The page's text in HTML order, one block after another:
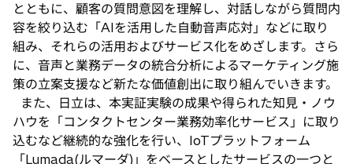
とともに、顧客の質問意図を理解し、対話しながら質問内
容を絞り込む「AIを活用した自動音声応対」などに取り
組み、それらの活用およびサービス化をめざします。さら
に、音声と業務データの統合分析によるマーケティング施
策の立案支援など新たな価値創出に取り組んでいきます。
また、日立は、本実証実験の成果や得られた知見・ノウ
ハウを「コンタクトセンター業務効率化サービス」に取り
込むなど継続的な強化を行い、IoTプラットフォーム
「Lumada(ルマーダ)」をベースとしたサービスの一つと